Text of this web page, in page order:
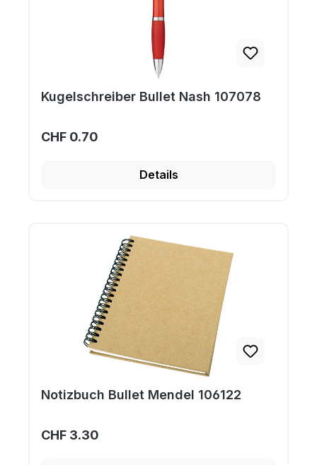
Kugelschreiber Bullet Nash 107078
CHF 0.70
Details
Notizbuch Bullet Mendel 106122
CHF 3.30